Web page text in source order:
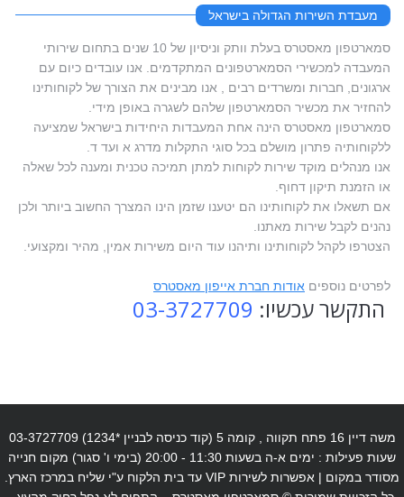
מעבדת השירות הגדולה בישראל
סמארטפון מאסטרס בעלת וותק וניסיון של 10 שנים בתחום שירותי
המעבדה למכשירי הסמארטפונים המתקדמים. אנו עובדים כיום עם
ארגונים, חברות ומשרדים רבים , אנו מבינים את הצורך של לקוחותינו
להחזיר את מכשיר הסמארטפון שלהם לשגרה באופן מידי.
סמארטפון מאסטרס הינה אחת המעבדות היחידות בישראל שמציעה
ללקוחותיה פתרון מושלם בכל סוגי התקלות מדרג א ועד ד.
אנו מנהלים מוקד שירות לקוחות למתן תמיכה טכנית ומענה לכל שאלה
או הזמנת תיקון דחוף.
אם תשאלו את לקוחותינו הם יטענו שזמן הינו המצרך החשוב ביותר ולכן
נהנים לקבל שירות מאתנו.
הצטרפו לקהל לקוחותינו ותיהנו עוד היום משירות אמין, מהיר ומקצועי.
לפרטים נוספים אודות חברת אייפון מאסטרס
התקשר עכשיו: 03-3727709
משה דיין 16 פתח תקווה , קומה 5 (קוד כניסה לבניין *1234) 03-3727709
שעות פעילות : ימים א-ה בשעות 11:30 - 20:00 (בימי ו' סגור) מקום חנייה
מסודר במקום | אפשרות לשירות VIP עד בית הלקוח ע"י שליח במרכז הארץ.